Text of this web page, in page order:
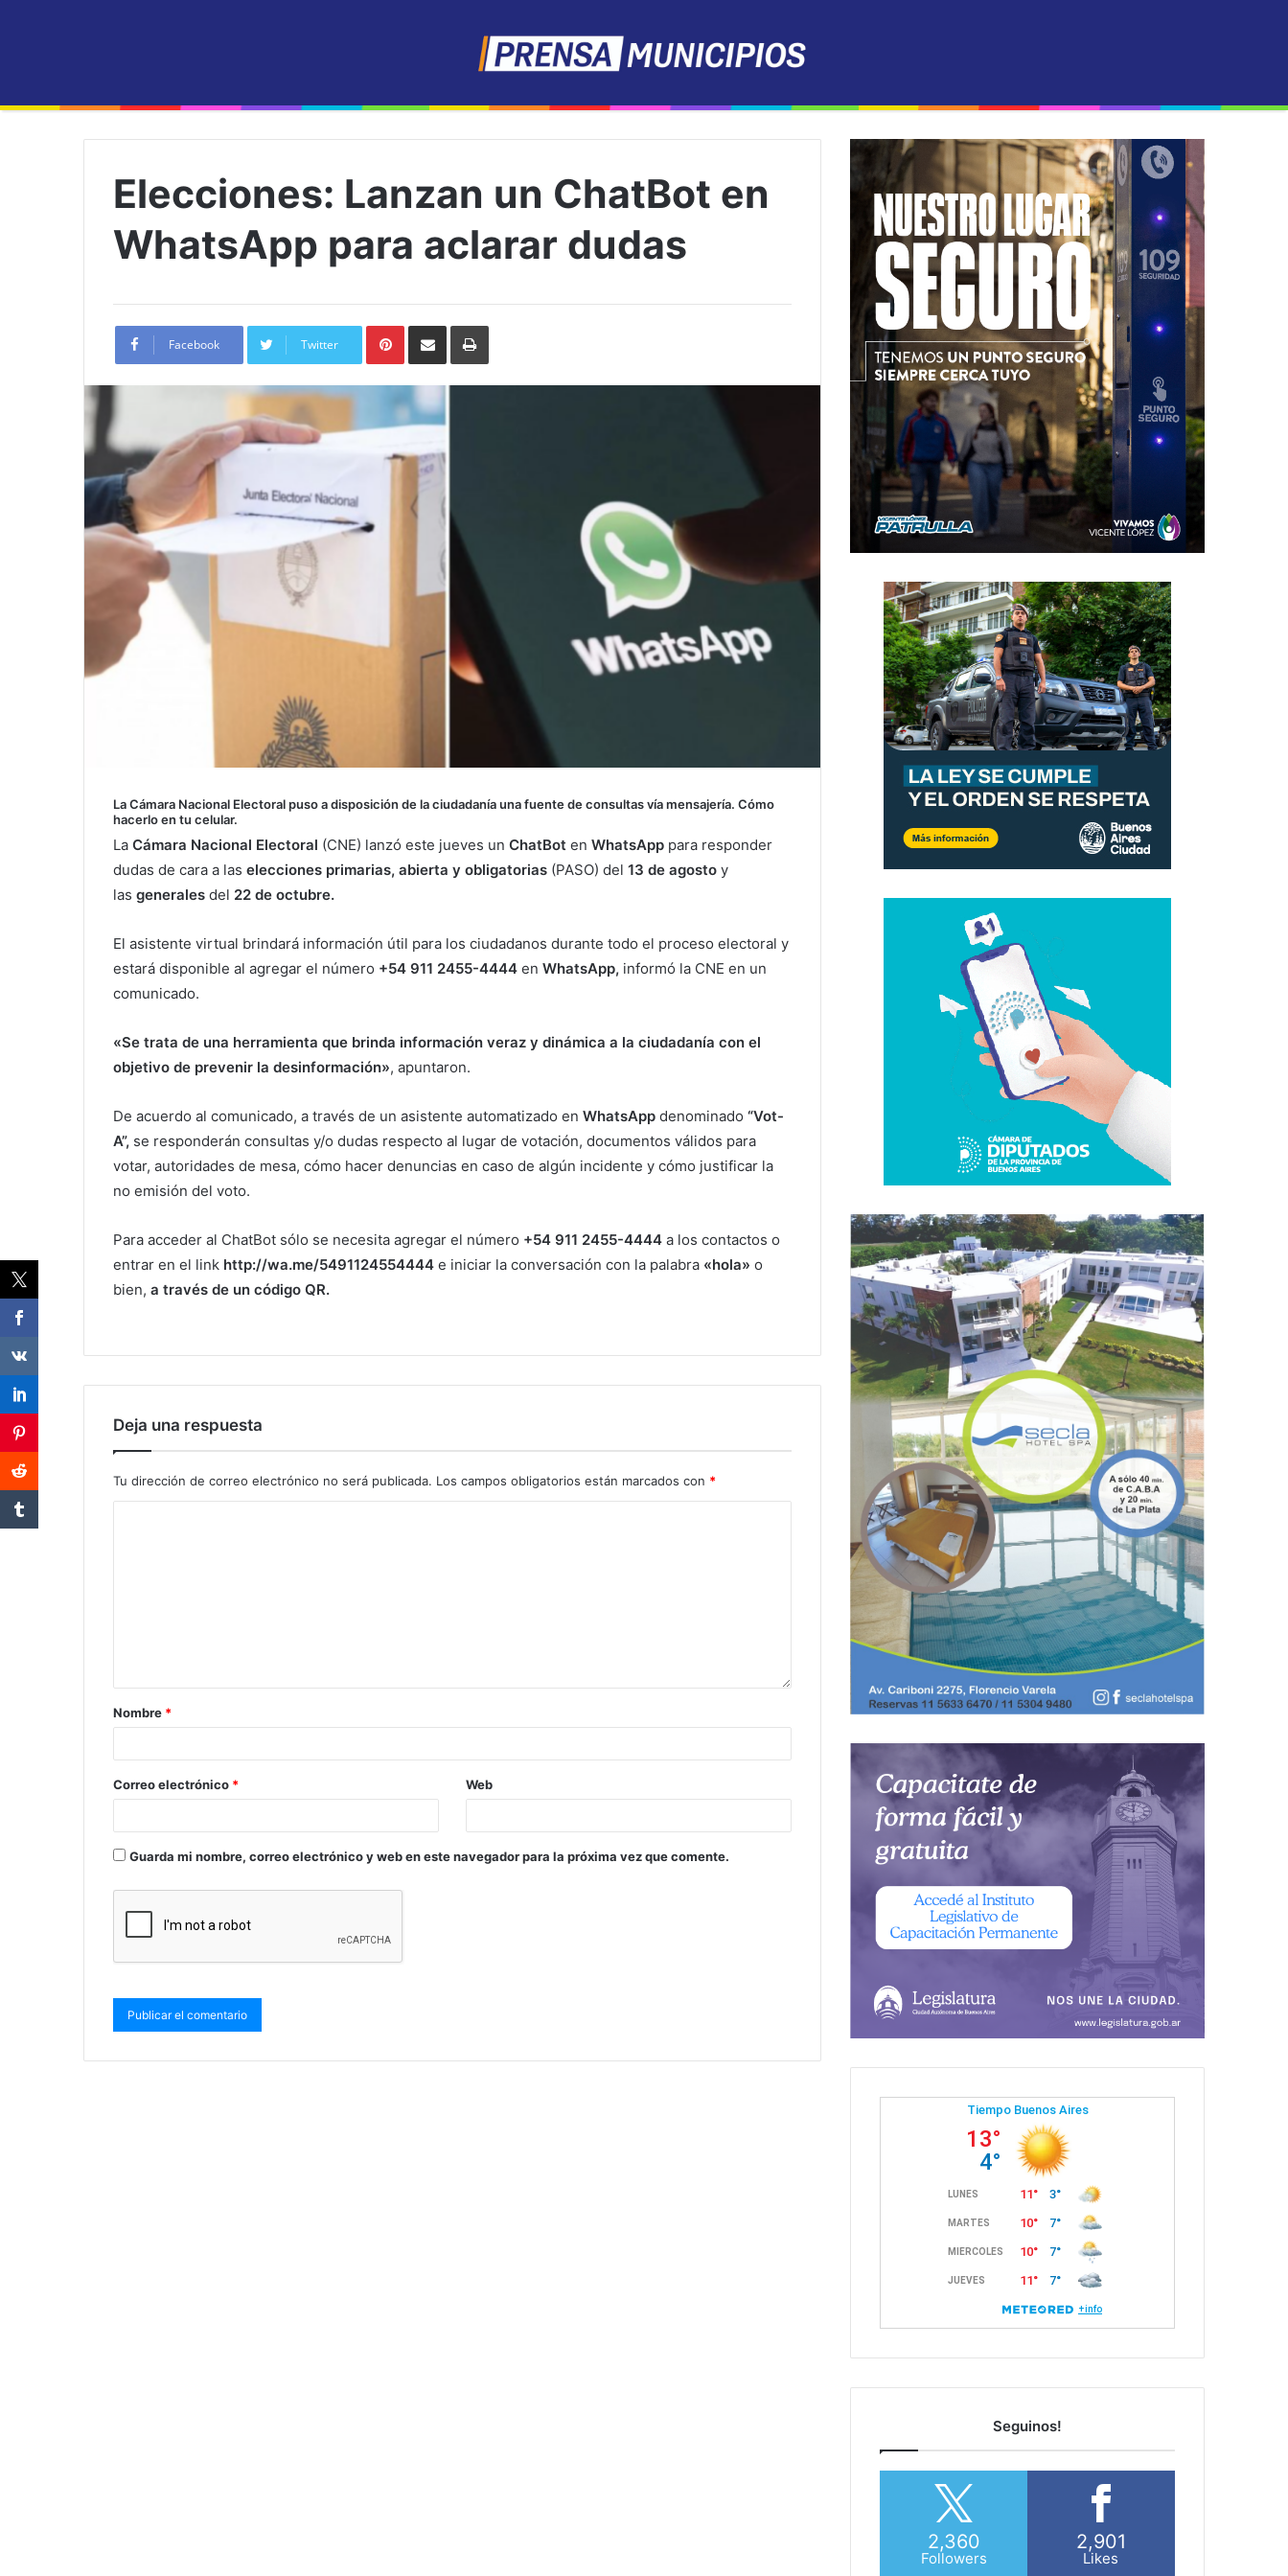
Elecciones: Lanzan un ChatBot en
WhatsApp para aclarar dudas
Facebook Twitter
PinterestShare
Email
Print
La Cámara Nacional Electoral puso a disposición de la ciudadanía una fuente de consultas vía mensajería. Cómo
hacerlo en tu celular.
La Cámara Nacional Electoral (CNE) lanzó este jueves un ChatBot en WhatsApp para responder
dudas de cara a las elecciones primarias, abierta y obligatorias (PASO) del 13 de agosto y
las generales del 22 de octubre.
El asistente virtual brindará información útil para los ciudadanos durante todo el proceso electoral y
estará disponible al agregar el número +54 911 2455-4444 en WhatsApp, informó la CNE en un
comunicado.
«Se trata de una herramienta que brinda información veraz y dinámica a la ciudadanía con el
objetivo de prevenir la desinformación», apuntaron.
De acuerdo al comunicado, a través de un asistente automatizado en WhatsApp denominado “Vot-
A”, se responderán consultas y/o dudas respecto al lugar de votación, documentos válidos para
votar, autoridades de mesa, cómo hacer denuncias en caso de algún incidente y cómo justificar la
no emisión del voto.
Para acceder al ChatBot sólo se necesita agregar el número +54 911 2455-4444 a los contactos o
entrar en el link http://wa.me/5491124554444 e iniciar la conversación con la palabra «hola» o
bien, a través de un código QR.
Deja una respuesta
Tu dirección de correo electrónico no será publicada. Los campos obligatorios están marcados con *
Nombre *
Correo electrónico * Web
Guarda mi nombre, correo electrónico y web en este navegador para la próxima vez que comente.
Seguinos!
2,360
Followers
2,901
Likes